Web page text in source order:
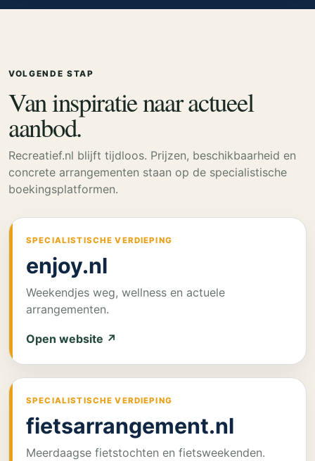
VOLGENDE STAP
Van inspiratie naar actueel
aanbod.
Recreatief.nl blijft tijdloos. Prijzen, beschikbaarheid en
concrete arrangementen staan op de specialistische
boekingsplatformen.
SPECIALISTISCHE VERDIEPING
enjoy.nl
Weekendjes weg, wellness en actuele
arrangementen.
Open website ↗
SPECIALISTISCHE VERDIEPING
fietsarrangement.nl
Meerdaagse fietstochten en fietsweekenden.